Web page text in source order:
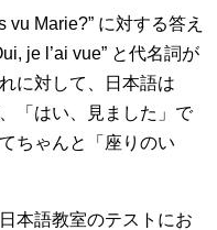
vu Marie?” に対する答え
je l’ai vue” と代名詞が
に対して、日本語は
「はい、見ました」で
ちゃんと「座りのい
本語教室のテストにお